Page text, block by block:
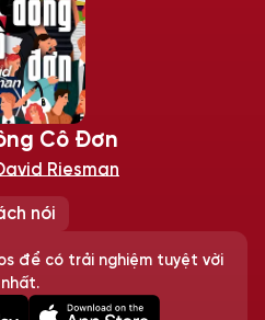
nói
Cô Đơn
Riesman
để có trải nghiệm tuyệt vời
nhất.